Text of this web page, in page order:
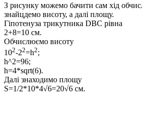
З рисунку можемо бачити сам хід
знайцдемо висоту, а далі площу.
Гіпотенуза трикутника DBC рівна
2+8=10 см.
Обчислюємо висоту
102-22=h2;
h^2=96;
h=4*sqrt(6).
Далі знаходимо площу
S=1/2*10*4√6=20√6 см.